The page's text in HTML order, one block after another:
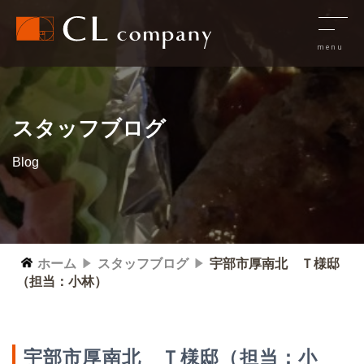
スタッフブログ
Blog
ホーム スタッフブログ
宇部市厚南北 Ｔ様邸
（担当：小林）
宇部市厚南北 Ｔ様邸（担当：小